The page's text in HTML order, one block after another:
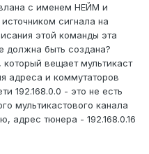
с именем НЕЙМ и
сигнала на
этой команды эта
должна быть создана?
который вещает мультикаст
адреса и коммутаторов
192.168.0.0 - это не есть
мультикастового канала
адрес тюнера - 192.168.0.16